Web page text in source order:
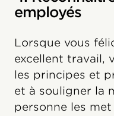
employés
Lorsque vous
excellent travail,
les principes et
et à souligner la
personne les